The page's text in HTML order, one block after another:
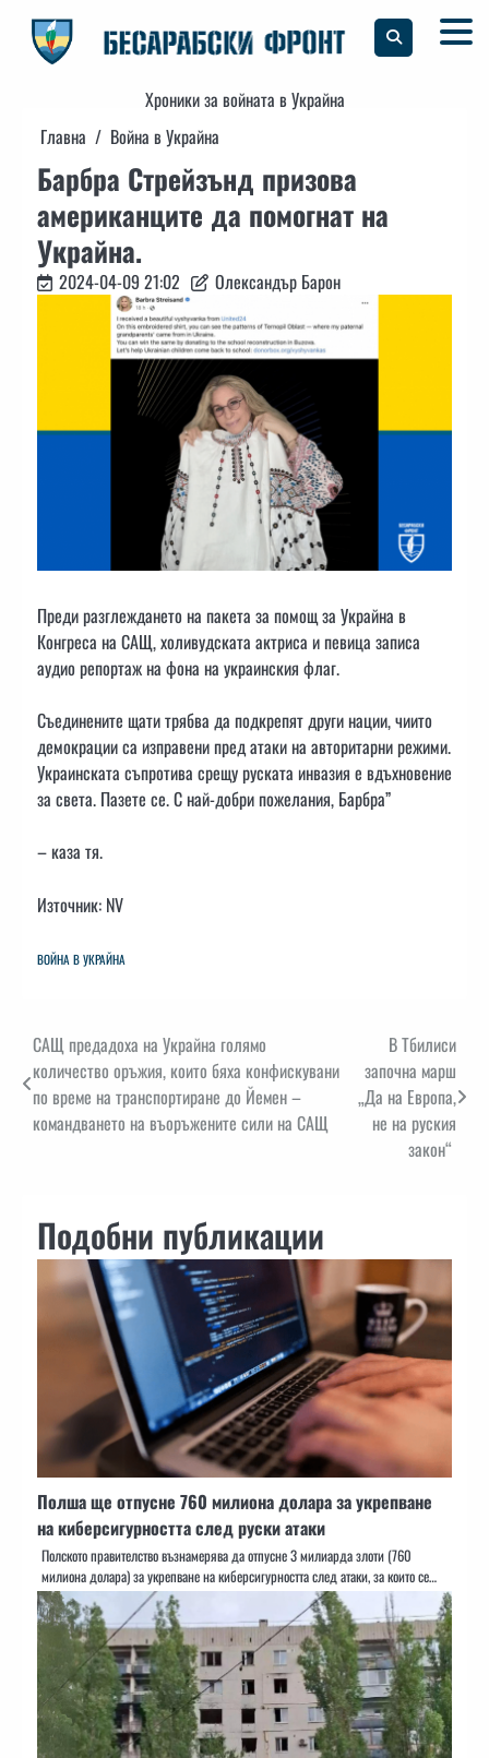
content
Хроники за войната в Украйна
Главна
Война в Украйна
Барбра Стрейзънд призова
американците да помогнат на
Украйна.
2024-04-09 21:02 Олександър Барон
Преди разглеждането на пакета за помощ за Украйна в
Конгреса на САЩ, холивудската актриса и певица записа
аудио репортаж на фона на украинския флаг.
Съединените щати трябва да подкрепят други нации, чиито
демокрации са изправени пред атаки на авторитарни режими.
Украинската съпротива срещу руската инвазия е вдъхновение
за света. Пазете се. С най-добри пожелания, Барбра”
– каза тя.
Източник: NV
ВОЙНА В УКРАЙНА
Навигация
САЩ предадоха на Украйна голямо
количество оръжия, които бяха конфискувани
по време на транспортиране до Йемен –
командването на въоръжените сили на САЩ
В Тбилиси
започна марш
„Да на Европа,
не на руския
закон“
Подобни публикации
Полша ще отпусне 760 милиона долара за укрепване
на киберсигурността след руски атаки
Полското правителство възнамерява да отпусне 3 милиарда злоти (760
милиона долара) за укрепване на киберсигурността след атаки, за които се…